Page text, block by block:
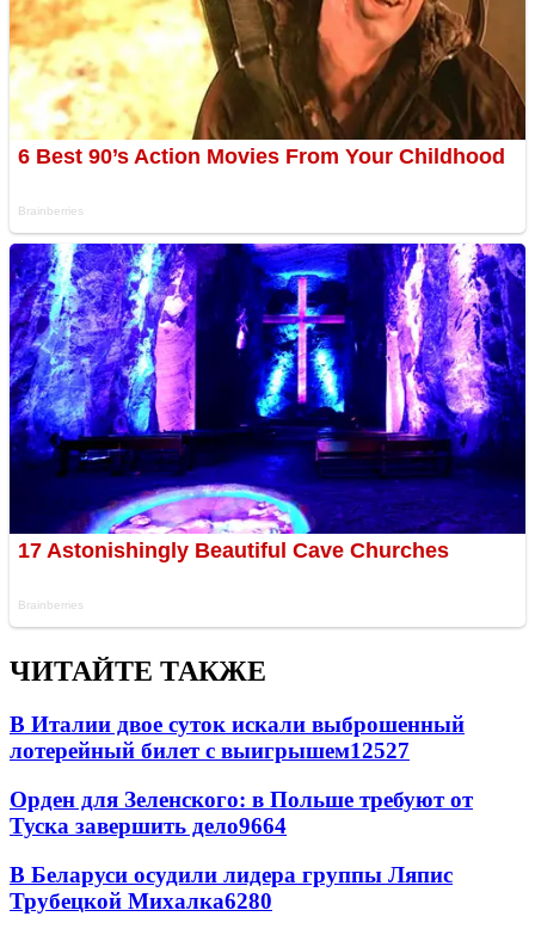
ЧИТАЙТЕ ТАКЖЕ
В Италии двое суток искали выброшенный
лотерейный билет с выигрышем12527
Орден для Зеленского: в Польше требуют от
Туска завершить дело9664
В Беларуси осудили лидера группы Ляпис
Трубецкой Михалка6280